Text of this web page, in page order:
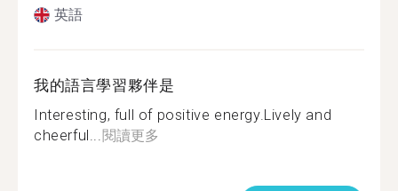
英語
我的語言學習夥伴是
Interesting, full of positive energy.Lively and
cheerful...閱讀更多